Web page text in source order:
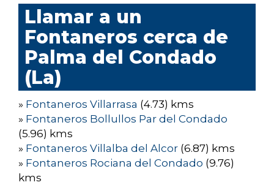
Llamar a un
Fontaneros cerca de
Palma del Condado
(La)
» Fontaneros Villarrasa (4.73) kms
» Fontaneros Bollullos Par del Condado
(5.96) kms
» Fontaneros Villalba del Alcor (6.87) kms
» Fontaneros Rociana del Condado (9.76)
kms